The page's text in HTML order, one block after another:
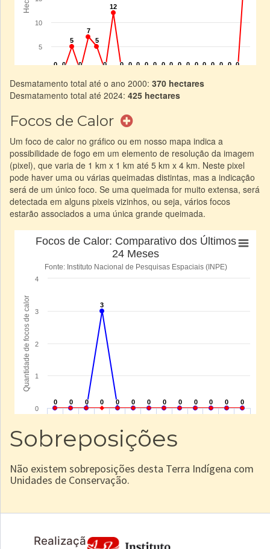
Desmatamento total até o ano 2000: 370 hectares
Desmatamento total até 2024: 425 hectares
Focos de Calor
Um foco de calor no gráfico ou em nosso mapa indica a
possibilidade de fogo em um elemento de resolução da imagem
(pixel), que varia de 1 km x 1 km até 5 km x 4 km. Neste pixel
pode haver uma ou várias queimadas distintas, mas a indicação
será de um único foco. Se uma queimada for muito extensa, será
detectada em alguns pixeis vizinhos, ou seja, vários focos
estarão associados a uma única grande queimada.
Sobreposições
Não existem sobreposições desta Terra Indígena com
Unidades de Conservação.